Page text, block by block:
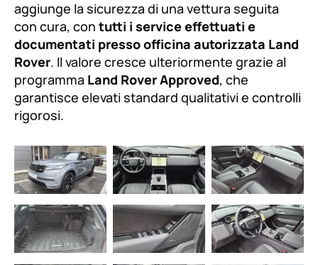
aggiunge la sicurezza di una vettura seguita
con cura, con tutti i service effettuati e
documentati presso officina autorizzata Land
Rover. Il valore cresce ulteriormente grazie al
programma Land Rover Approved, che
garantisce elevati standard qualitativi e controlli
rigorosi.